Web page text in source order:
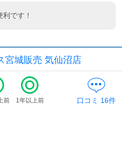
です！
宮城販売 気仙沼店
前 1年以上前 口コミ 16件